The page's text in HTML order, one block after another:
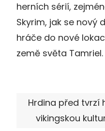
herních sérií,
Skyrim, jak se nový
hráče do nové
země světa Tamriel.
Hrdina před tvrzí
vikingskou